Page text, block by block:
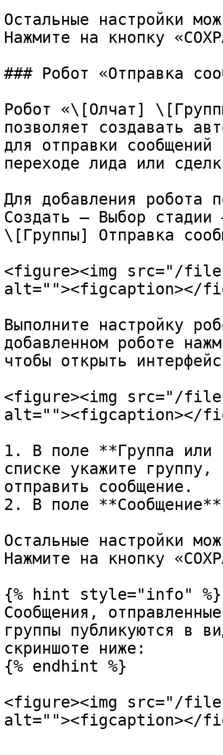
Остальные настройки
Нажмите на кнопку
### Робот «Отправка
Робот «\[Олчат]
позволяет создавать
для отправки
переходе лида или
Для добавления робота
Создать ‒ Выбор
\[Группы] Отправка
<figure><img src="/files/
alt=""><figcaption></
Выполните настройку
добавленном роботе
чтобы открыть
<figure><img src="/files/
alt=""><figcaption></
1. В поле **Группа или
списке укажите группу,
отправить сообщение.
2. В поле **Сообщение**
Остальные настройки
Нажмите на кнопку
{% hint style="info" %}
Сообщения,
группы публикуются в
скриншоте ниже:
{% endhint %}
<figure><img src="/files/